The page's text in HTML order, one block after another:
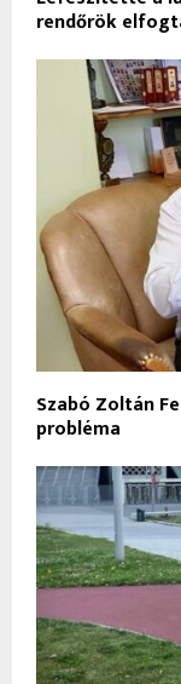
rendőrök
Szabó Zoltán
probléma